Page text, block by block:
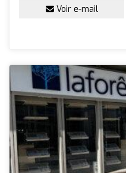
Voir e-mail